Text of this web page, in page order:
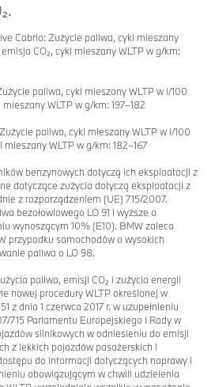
Cabrio: Zużycie paliwa, cykl mieszany
CO₂, cykl mieszany WLTP w g/km:
paliwa, cykl mieszany WLTP w l/100
WLTP w g/km: 197–182
paliwa, cykl mieszany WLTP w l/100
WLTP w g/km: 182–167
benzynowych dotyczą ich eksploatacji z
dotyczące zużycia dotyczą eksploatacji z
z rozporządzeniem (UE) 715/2007.
bezołowiowego LO 91 i wyższe o
wynoszącym 10% (E10). BMW zaleca
przypadku samochodów o wysokich
paliwa o LO 98.
paliwa, emisji CO₂ i zużycia energii
nowej procedury WLTP określonej w
z dnia 1 czerwca 2017 r. w uzupełnieniu
715 Parlamentu Europejskiego i Rady w
silnikowych w odniesieniu do emisji
z lekkich pojazdów pasażerskich i
do informacji dotyczących naprawy i
obowiązującym w chwili udzielenia